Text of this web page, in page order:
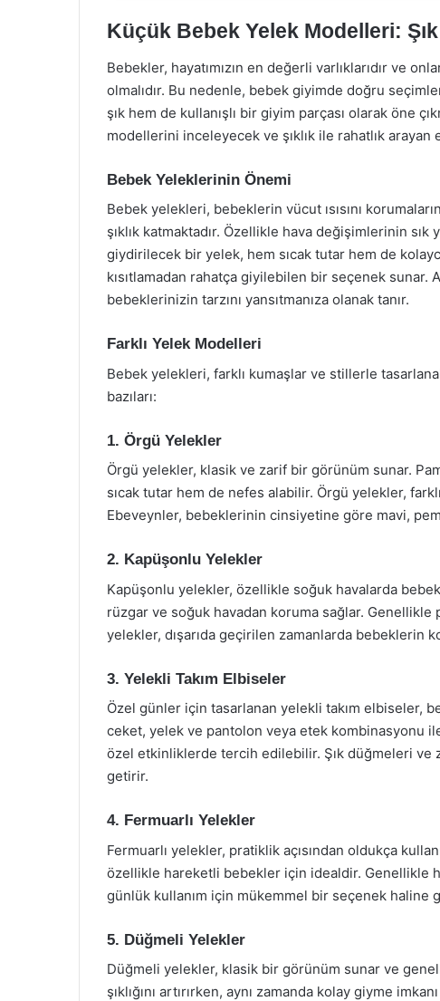
Küçük Bebek Yelek Modelleri:
Bebekler, hayatımızın en değerli varlıklarıdır ve
olmalıdır. Bu nedenle, bebek giyimde doğru
şık hem de kullanışlı bir giyim parçası olarak öne
modellerini inceleyecek ve şıklık ile rahatlık
Bebek Yeleklerinin Önemi
Bebek yelekleri, bebeklerin vücut ısısını
şıklık katmaktadır. Özellikle hava değişimlerinin
giydirilecek bir yelek, hem sıcak tutar hem de
kısıtlamadan rahatça giyilebilen bir seçenek
bebeklerinizin tarzını yansıtmanıza olanak tanır.
Farklı Yelek Modelleri
Bebek yelekleri, farklı kumaşlar ve stillerle
bazıları:
1. Örgü Yelekler
Örgü yelekler, klasik ve zarif bir görünüm sunar.
sıcak tutar hem de nefes alabilir. Örgü yelekler,
Ebeveynler, bebeklerinin cinsiyetine göre mavi,
2. Kapüşonlu Yelekler
Kapüşonlu yelekler, özellikle soğuk havalarda
rüzgar ve soğuk havadan koruma sağlar.
yelekler, dışarıda geçirilen zamanlarda bebeklerin
3. Yelekli Takım Elbiseler
Özel günler için tasarlanan yelekli takım elbiseler,
ceket, yelek ve pantolon veya etek kombinasyonu
özel etkinliklerde tercih edilebilir. Şık düğmeleri ve
getirir.
4. Fermuarlı Yelekler
Fermuarlı yelekler, pratiklik açısından oldukça
özellikle hareketli bebekler için idealdir. Genellikle
günlük kullanım için mükemmel bir seçenek haline
5. Düğmeli Yelekler
Düğmeli yelekler, klasik bir görünüm sunar ve
şıklığını artırırken, aynı zamanda kolay giyme